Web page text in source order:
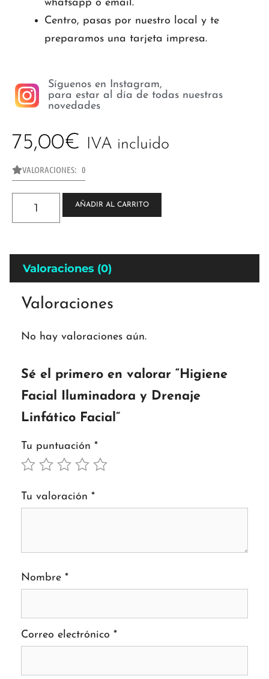
whatsapp o email.
Centro, pasas por nuestro local y te
preparamos una tarjeta impresa.
Síguenos en Instagram,
para estar al día de todas nuestras
novedades
75,00€ IVA incluido
VALORACIONES: 0
AÑADIR AL CARRITO
Valoraciones (0)
Valoraciones
No hay valoraciones aún.
Sé el primero en valorar “Higiene
Facial Iluminadora y Drenaje
Linfático Facial”
Tu puntuación *
Tu valoración *
Nombre *
Correo electrónico *